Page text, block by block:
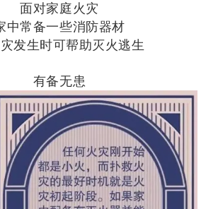
面对家庭火灾
中常备一些消防器材
发生时可帮助灭火逃生
有备无患